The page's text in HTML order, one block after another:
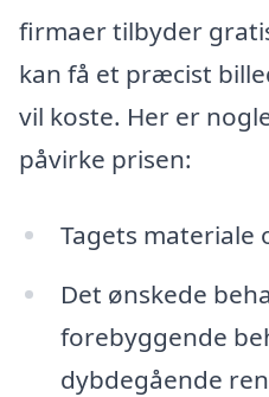
firmaer tilbyder
kan få et præcist
vil koste. Her er
påvirke prisen:
Tagets materiale
Det ønskede
forebyggende
dybdegående